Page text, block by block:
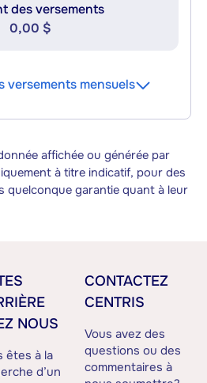
des versements
0,00 $
versements mensuels
affichée ou générée par
à titre indicatif, pour des
quelconque garantie quant à leur
NOUS
êtes à la
d’un
CONTACTEZ
CENTRIS
Vous avez des
questions ou des
commentaires à